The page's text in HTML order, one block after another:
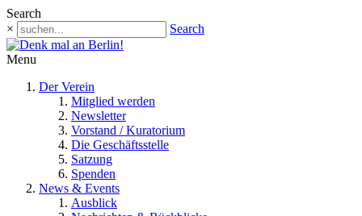
Search
×
Search
Menu
Der Verein
Mitglied werden
Newsletter
Vorstand / Kuratorium
Die Geschäftsstelle
Satzung
Spenden
News & Events
Ausblick